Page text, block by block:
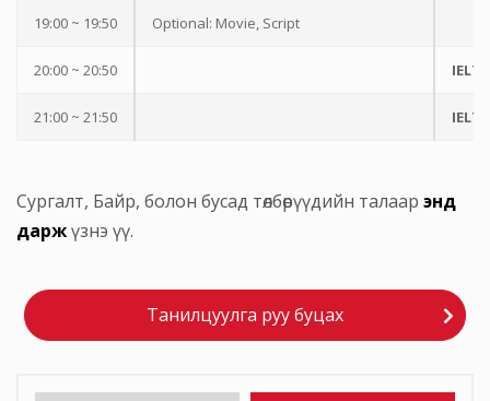
19:00 ~ 19:50 Optional: Movie, Script
20:00 ~ 20:50
21:00 ~ 21:50
Сургалт, Байр, болон бусад төлбөрүүдийн талаар энд
даржүзнэ үү.
Танилцуулга руу буцах